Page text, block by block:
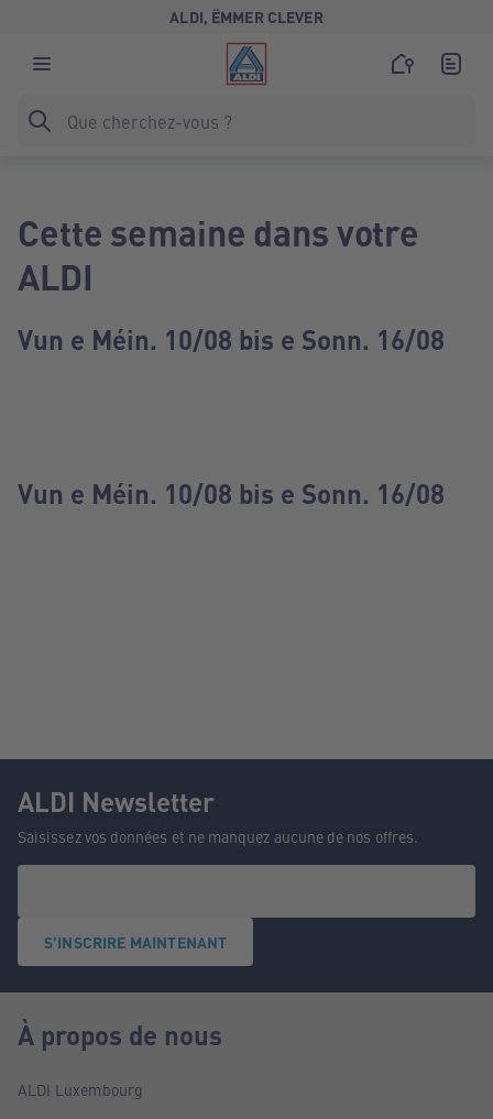
ALDI, ËMMER CLEVER
Cette semaine dans votre
ALDI
Vun e Méin. 10/08 bis e Sonn. 16/08
Vun e Méin. 10/08 bis e Sonn. 16/08
ALDI Newsletter
Saisissez vos données et ne manquez aucune de nos offres.
S'INSCRIRE MAINTENANT
À propos de nous
ALDI Luxembourg